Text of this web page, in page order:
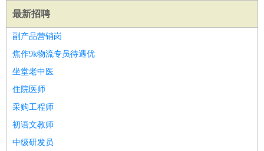
最新招聘
副产品营销岗
焦作9k物流专员待遇优
坐堂老中医
住院医师
采购工程师
初语文教师
中级研发员